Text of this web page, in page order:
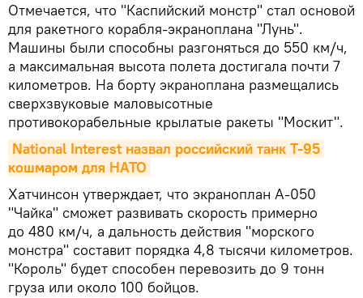
Отмечается, что "Каспийский монстр" стал основой
для ракетного корабля-экраноплана "Лунь".
Машины были способны разгоняться до 550 км/ч,
а максимальная высота полета достигала почти 7
километров. На борту экраноплана размещались
сверхзвуковые маловысотные
противокорабельные крылатые ракеты "Москит".
National Interest назвал российский танк Т-95
кошмаром для НАТО
Хатчинсон утверждает, что экраноплан А-050
"Чайка" сможет развивать скорость примерно
до 480 км/ч, а дальность действия "морского
монстра" составит порядка 4,8 тысячи километров.
"Король" будет способен перевозить до 9 тонн
груза или около 100 бойцов.